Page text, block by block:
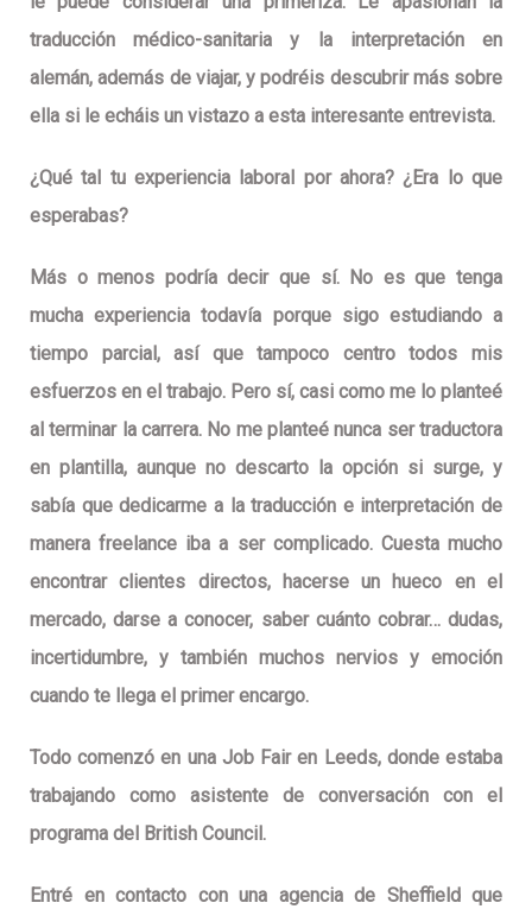
traducción médico-sanitaria y la interpretación en
alemán, además de viajar, y podréis descubrir más sobre
ella si le echáis un vistazo a esta interesante entrevista.
¿Qué tal tu experiencia laboral por ahora? ¿Era lo que
esperabas?
Más o menos podría decir que sí. No es que tenga
mucha experiencia todavía porque sigo estudiando a
tiempo parcial, así que tampoco centro todos mis
esfuerzos en el trabajo. Pero sí, casi como me lo planteé
al terminar la carrera. No me planteé nunca ser traductora
en plantilla, aunque no descarto la opción si surge, y
sabía que dedicarme a la traducción e interpretación de
manera freelance iba a ser complicado. Cuesta mucho
encontrar clientes directos, hacerse un hueco en el
mercado, darse a conocer, saber cuánto cobrar… dudas,
incertidumbre, y también muchos nervios y emoción
cuando te llega el primer encargo.
Todo comenzó en una Job Fair en Leeds, donde estaba
trabajando como asistente de conversación con el
programa del British Council.
Entré en contacto con una agencia de Sheffield que